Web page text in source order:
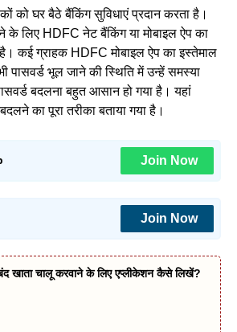
को घर बैठे बैंकिंग सुविधाएं प्रदान करता है।
के लिए HDFC नेट बैंकिंग या मोबाइल ऐप का
कई ग्राहक HDFC मोबाइल ऐप का इस्तेमाल
भूल जाने की स्थिति में उन्हें समस्या
बदलना बहुत आसान हो गया है। यहां
का पूरा तरीका बताया गया है।
Join Now
Join Now
खाता चालू करवाने के लिए एप्लीकेशन कैसे लिखें?